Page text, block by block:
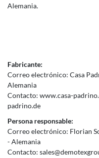
Alemania.
Fabricante:
Correo electrónico: Casa
Alemania
Contacto: www.casa-
padrino.de
Persona responsable:
Correo electrónico: Florian
Alemania
Contacto: